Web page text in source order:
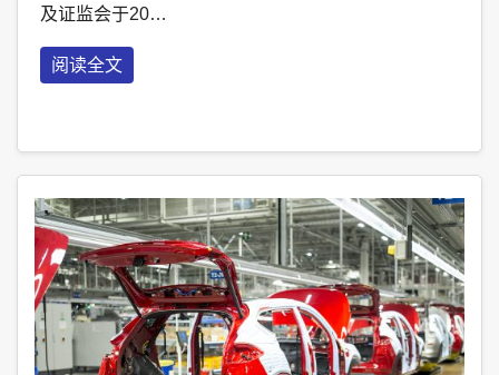
及证监会于20…
阅读全文